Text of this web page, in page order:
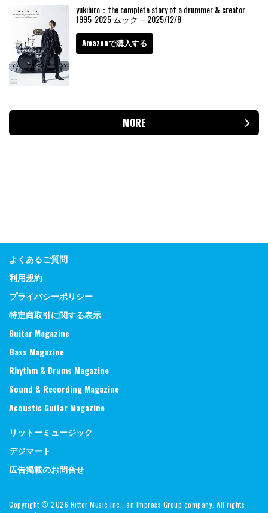
yukihiro：the complete story of a drummer & creator
1995-2025 ムック – 2025/12/8
Amazonで購入する
MORE
よくあるご質問
利用規約
プライバシーポリシー
特定商取引に関する表示
Guitar Magazine
Bass Magazine
Rhythm & Drums Magazine
Sound & Recording Magazine
Acoustic Guitar Magazine
リットーミュージック
デジマート
広告掲載のお問合せ
Copyright © 2026 Rittor Music,Inc., an Impress Group company. All rights